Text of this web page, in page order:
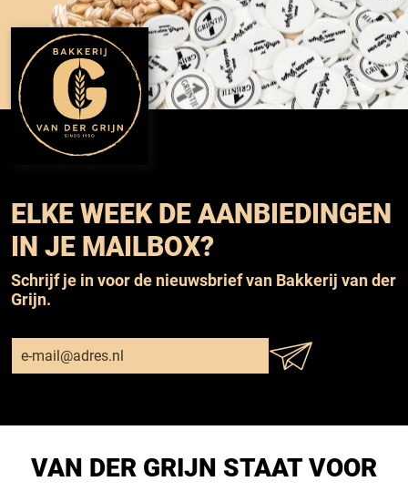
ELKE WEEK DE AANBIEDINGEN
IN JE MAILBOX?
Schrijf je in voor de nieuwsbrief van Bakkerij van der
Grijn.
VAN DER GRIJN STAAT VOOR